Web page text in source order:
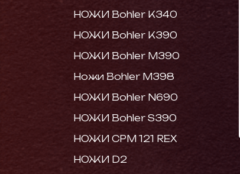
НОЖИ Bohler K340
НОЖИ Bohler K390
НОЖИ Bohler M390
Ножи Bohler M398
НОЖИ Bohler N690
НОЖИ Bohler S390
НОЖИ CPM 121 REX
НОЖИ D2